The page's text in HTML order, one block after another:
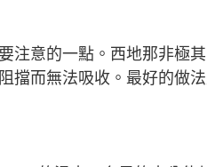
注意的一點。西地那非極
擋而無法吸收。最好的做